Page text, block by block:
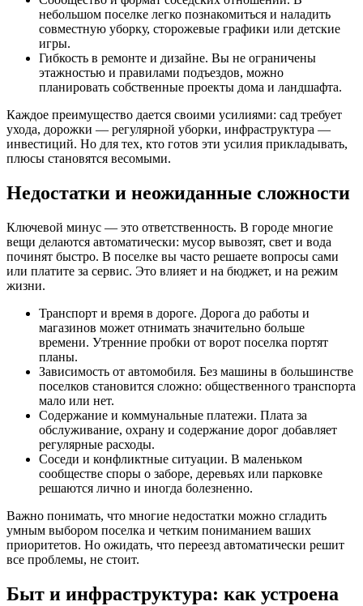
небольшом поселке легко познакомиться и наладить
совместную уборку, сторожевые графики или детские
игры.
Гибкость в ремонте и дизайне. Вы не ограничены
этажностью и правилами подъездов, можно
планировать собственные проекты дома и ландшафта.
Каждое преимущество дается своими усилиями: сад требует
ухода, дорожки — регулярной уборки, инфраструктура —
инвестиций. Но для тех, кто готов эти усилия прикладывать,
плюсы становятся весомыми.
Недостатки и неожиданные сложности
Ключевой минус — это ответственность. В городе многие
вещи делаются автоматически: мусор вывозят, свет и вода
починят быстро. В поселке вы часто решаете вопросы сами
или платите за сервис. Это влияет и на бюджет, и на режим
жизни.
Транспорт и время в дороге. Дорога до работы и
магазинов может отнимать значительно больше
времени. Утренние пробки от ворот поселка портят
планы.
Зависимость от автомобиля. Без машины в большинстве
поселков становится сложно: общественного транспорта
мало или нет.
Содержание и коммунальные платежи. Плата за
обслуживание, охрану и содержание дорог добавляет
регулярные расходы.
Соседи и конфликтные ситуации. В маленьком
сообществе споры о заборе, деревьях или парковке
решаются лично и иногда болезненно.
Важно понимать, что многие недостатки можно сгладить
умным выбором поселка и четким пониманием ваших
приоритетов. Но ожидать, что переезд автоматически решит
все проблемы, не стоит.
Быт и инфраструктура: как устроена